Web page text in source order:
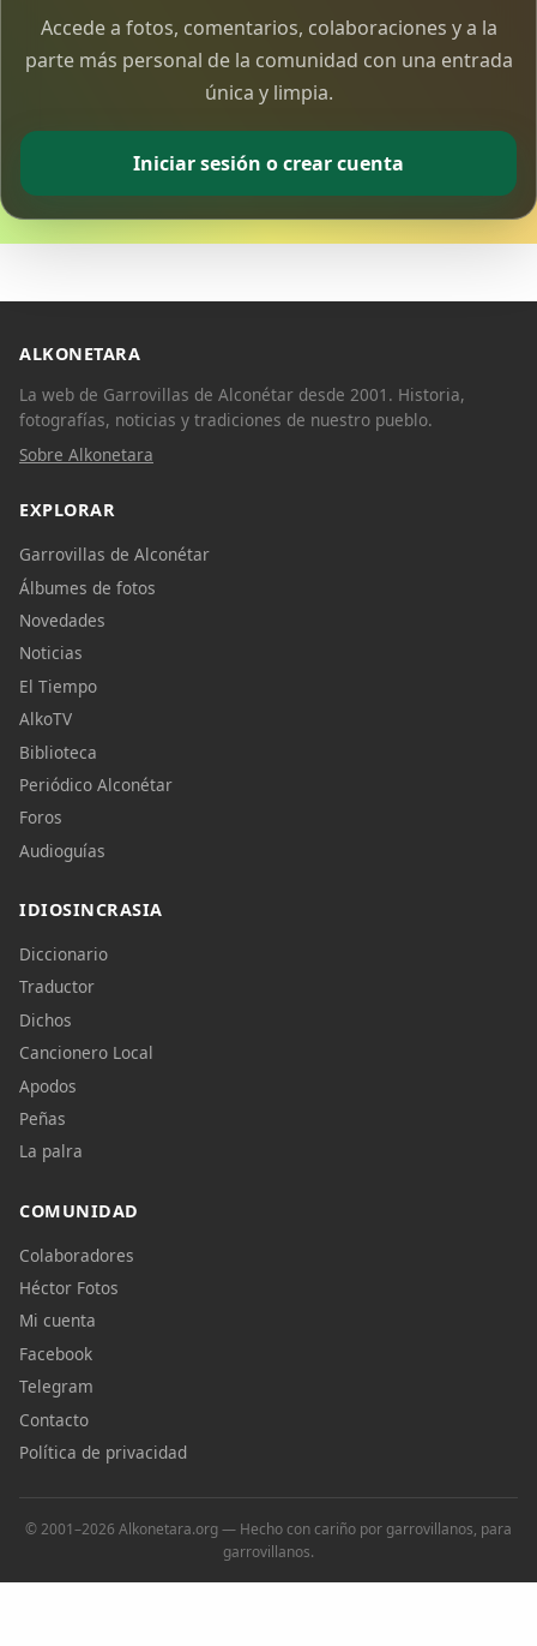
Accede a fotos, comentarios, colaboraciones y a la
parte más personal de la comunidad con una entrada
única y limpia.
Iniciar sesión o crear cuenta
ALKONETARA
La web de Garrovillas de Alconétar desde 2001. Historia,
fotografías, noticias y tradiciones de nuestro pueblo.
Sobre Alkonetara
EXPLORAR
Garrovillas de Alconétar
Álbumes de fotos
Novedades
Noticias
El Tiempo
AlkoTV
Biblioteca
Periódico Alconétar
Foros
Audioguías
IDIOSINCRASIA
Diccionario
Traductor
Dichos
Cancionero Local
Apodos
Peñas
La palra
COMUNIDAD
Colaboradores
Héctor Fotos
Mi cuenta
Facebook
Telegram
Contacto
Política de privacidad
© 2001–2026 Alkonetara.org — Hecho con cariño por garrovillanos, para
garrovillanos.